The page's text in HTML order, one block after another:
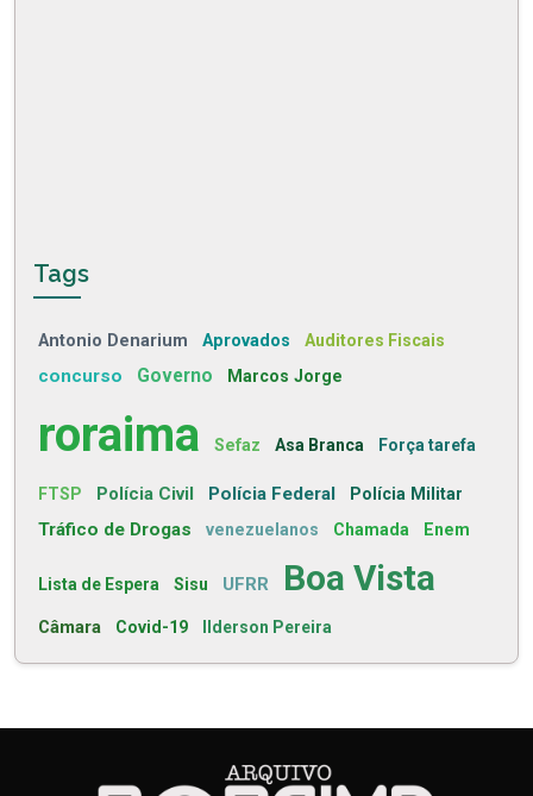
Tags
Antonio Denarium Aprovados Auditores Fiscais
concurso Governo Marcos Jorge
roraima Sefaz Asa Branca Força tarefa
FTSP Polícia Civil Polícia Federal Polícia Militar
Tráfico de Drogas venezuelanos Chamada Enem
Lista de Espera Sisu UFRR Boa Vista
Câmara Covid-19 Ilderson Pereira